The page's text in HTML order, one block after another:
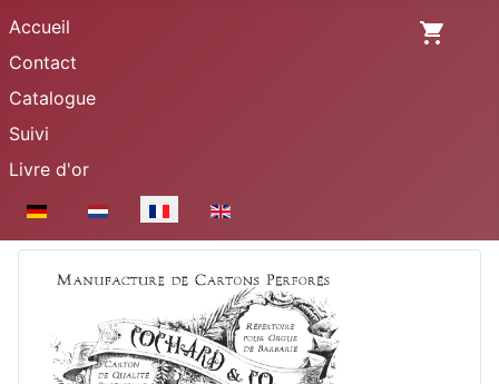
Accueil
Contact
Catalogue
Suivi
Livre d'or
Sélectionnez votre langue